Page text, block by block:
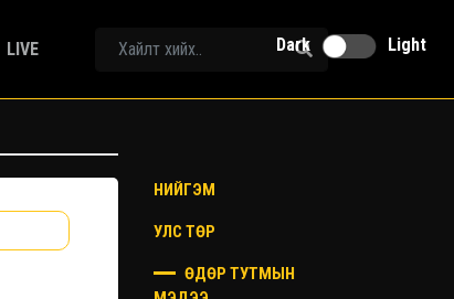
LIVE Dark Light
НИЙГЭМ
УЛС ТӨР
ӨДӨР ТУТМЫН